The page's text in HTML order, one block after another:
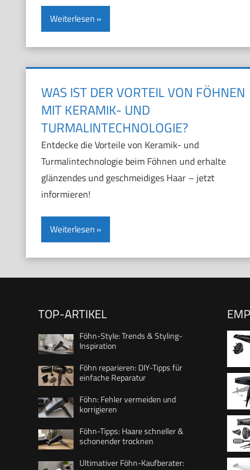
Weiterlesen
WAS IST DER VORTEIL VON FÖHNEN
MIT KERAMIK- UND
TURMALINTECHNOLOGIE?
Entdecke die Vorteile von Keramik- und
Turmalintechnologie beim Föhnen und erhalte
glänzendes und geschmeidiges Haar – jetzt
informieren!
Weiterlesen
TOP-ARTIKEL
Föhn-Style: Trends & Styling-
Inspiration
Föhn reparieren: DIY-Tipps für
einfache Reparatur
Föhn: Fehler vermeiden und
korrigieren
Föhn-Tipps: Haare schneller &
schonender trocknen
Ultimativer Föhn-Kaufberater:
W,